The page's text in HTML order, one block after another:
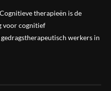
therapieën is de
voor cognitief
werkers in